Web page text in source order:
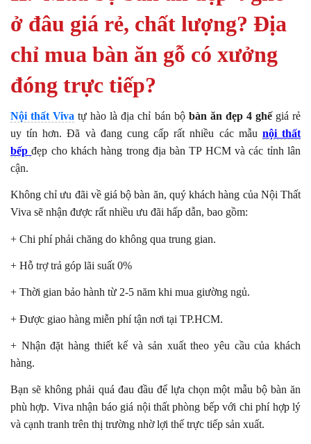
ở đâu giá rẻ, chất lượng? Địa
chỉ mua bàn ăn gỗ có xưởng
đóng trực tiếp?
Nội thất Viva tự hào là địa chỉ bán bộ bàn ăn đẹp 4 ghếgiá rẻ
uy tín hơn. Đã và đang cung cấp rất nhiều các mẫu nội thất
bếp đẹp cho khách hàng trong địa bàn TP HCM và các tỉnh lân
cận.
Không chỉ ưu đãi về giá bộ bàn ăn, quý khách hàng của Nội Thất
Viva sẽ nhận được rất nhiều ưu đãi hấp dẫn, bao gồm:
+ Chi phí phải chăng do không qua trung gian.
+ Hỗ trợ trả góp lãi suất 0%
+ Thời gian bảo hành từ 2-5 năm khi mua giường ngủ.
+ Được giao hàng miễn phí tận nơi tại TP.HCM.
+ Nhận đặt hàng thiết kế và sản xuất theo yêu cầu của khách
hàng.
Bạn sẽ không phải quá đau đầu để lựa chọn một mẫu bộ bàn ăn
phù hợp. Viva nhận báo giá nội thất phòng bếp với chi phí hợp lý
và cạnh tranh trên thị trường nhờ lợi thế trực tiếp sản xuất.